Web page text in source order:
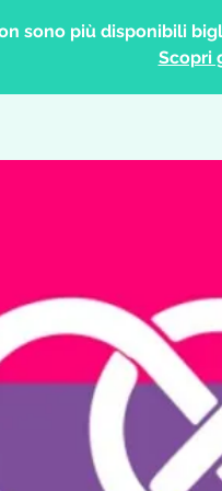
sono più disponibili
Scopri